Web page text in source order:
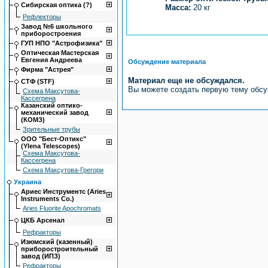
Сибирская оптика (?)
Рефлекторы
Завод №6 школьного
приборостроения
ГУП НПО "Астрофизика"
Оптическая Мастерская
Евгения Андреева
Фирма "Астрея"
СТФ (STF)
Схема Максутова-
Кассегрена
Казанский оптико-
механический завод
(КОМЗ)
Зрительные трубы
ООО "Бест-Оптикс"
(Ylena Telescopes)
Схема Максутова-
Кассегрена
Схема Максутова-Грегори
Украина
Ариес Инструментс (Aries
Instruments Co.)
Aries Fluorite Apochromats
ЦКБ Арсенал
Рефракторы
Изюмский (казенный)
приборостроительный
завод (ИПЗ)
Рефракторы
Масса: 20 кг
Обсуждение материала
Материал еще не обсуждался.
Вы можете создать первую тему